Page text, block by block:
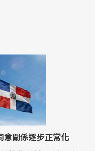
關係逐步正常化